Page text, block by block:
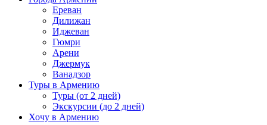
Ереван
Дилижан
Иджеван
Гюмри
Арени
Джермук
Ванадзор
Туры в Армению
Туры (от 2 дней)
Экскурсии (до 2 дней)
Хочу в Армению